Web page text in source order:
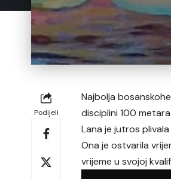
Podijeli
Najbolja
disciplini 100
Lana je jutros
Ona je ostvarila
vrijeme u svojoj